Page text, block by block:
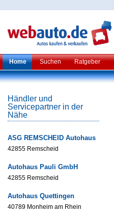
Home Suchen Ratgeber
Händler und
Servicepartner in der
Nähe
ASG REMSCHEID Autohaus
42855 Remscheid
Autohaus Pauli GmbH
42855 Remscheid
Autohaus Quettingen
40789 Monheim am Rhein